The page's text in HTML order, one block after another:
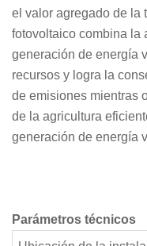
el valor agregado de la
fotovoltaico combina la
generación de energía
recursos y logra la
de emisiones mientras
de la agricultura
generación de energía
Parámetros técnicos